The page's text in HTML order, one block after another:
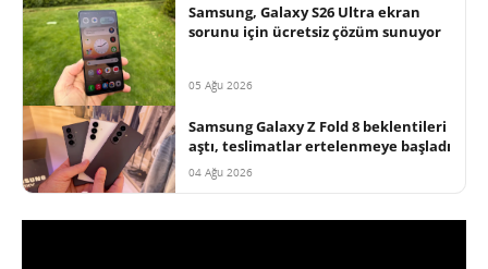
Samsung, Galaxy S26 Ultra ekran
sorunu için ücretsiz çözüm sunuyor
05 Ağu 2026
Samsung Galaxy Z Fold 8 beklentileri
aştı, teslimatlar ertelenmeye başladı
04 Ağu 2026